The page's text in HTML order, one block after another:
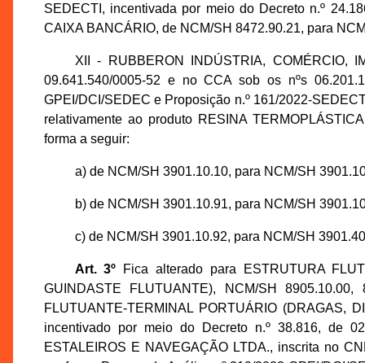
SEDECTI, incentivada por meio do Decreto n.º
CAIXA BANCÁRIO, de NCM/SH 8472.90.21, para
XII - RUBBERON INDÚSTRIA, COMÉRCIO,
09.641.540/0005-52 e no CCA sob os nºs
GPEI/DCI/SEDEC e Proposição n.º 161/2022-
relativamente ao produto RESINA
forma a seguir:
a) de NCM/SH 3901.10.10, para NCM/SH
b) de NCM/SH 3901.10.91, para NCM/SH
c) de NCM/SH 3901.10.92, para NCM/SH
Art. 3º Fica alterado para ESTRUTURA
GUINDASTE FLUTUANTE), NCM/SH
FLUTUANTE-TERMINAL PORTUÁRIO (DRAGAS,
incentivado por meio do Decreto n.º 38.816, de
ESTALEIROS E NAVEGAÇÃO LTDA., inscrita no